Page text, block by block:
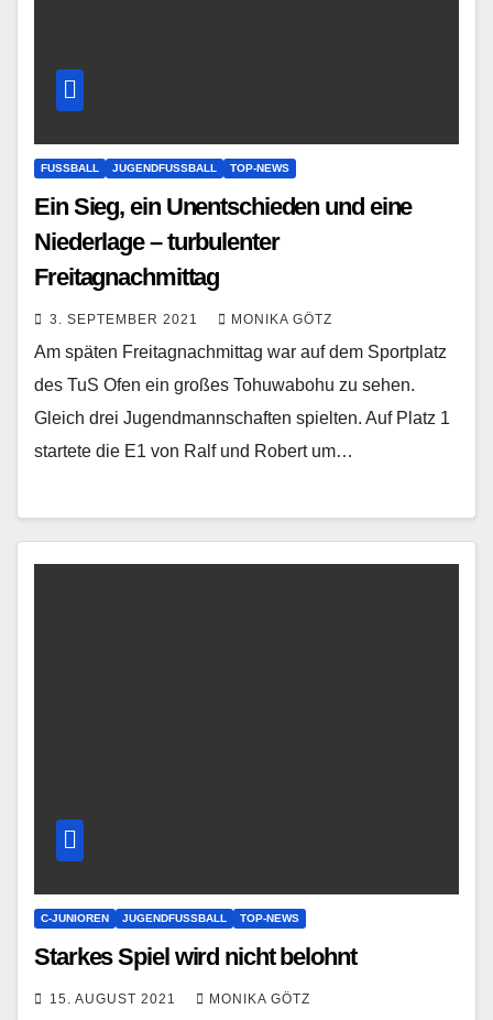
FUSSBALL JUGENDFUSSBALL TOP-NEWS
Ein Sieg, ein Unentschieden und eine
Niederlage – turbulenter
Freitagnachmittag
3. SEPTEMBER 2021 MONIKA GÖTZ
Am späten Freitagnachmittag war auf dem Sportplatz
des TuS Ofen ein großes Tohuwabohu zu sehen.
Gleich drei Jugendmannschaften spielten. Auf Platz 1
startete die E1 von Ralf und Robert um…
C-JUNIOREN JUGENDFUSSBALL TOP-NEWS
Starkes Spiel wird nicht belohnt
15. AUGUST 2021 MONIKA GÖTZ